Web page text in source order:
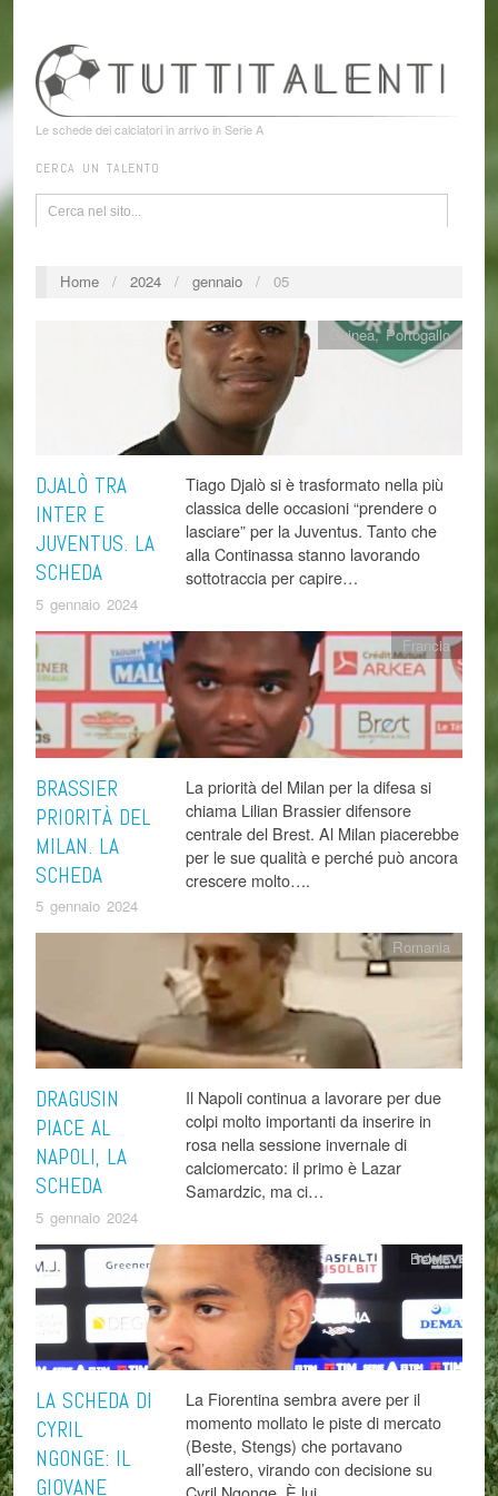
Le schede dei calciatori in arrivo in Serie A
CERCA UN TALENTO
Home / 2024 / gennaio / 05
DJALÒ TRA
INTER E
JUVENTUS. LA
SCHEDA
5 gennaio 2024
Guinea, Portogallo
Tiago Djalò si è trasformato nella più
classica delle occasioni “prendere o
lasciare” per la Juventus. Tanto che
alla Continassa stanno lavorando
sottotraccia per capire…
BRASSIER
PRIORITÀ DEL
MILAN. LA
SCHEDA
5 gennaio 2024
Francia
La priorità del Milan per la difesa si
chiama Lilian Brassier difensore
centrale del Brest. Al Milan piacerebbe
per le sue qualità e perché può ancora
crescere molto….
DRAGUSIN
PIACE AL
NAPOLI, LA
SCHEDA
5 gennaio 2024
Romania
Il Napoli continua a lavorare per due
colpi molto importanti da inserire in
rosa nella sessione invernale di
calciomercato: il primo è Lazar
Samardzic, ma ci…
LA SCHEDA DI
CYRIL
NGONGE: IL
GIOVANE
Belgio
La Fiorentina sembra avere per il
momento mollato le piste di mercato
(Beste, Stengs) che portavano
all’estero, virando con decisione su